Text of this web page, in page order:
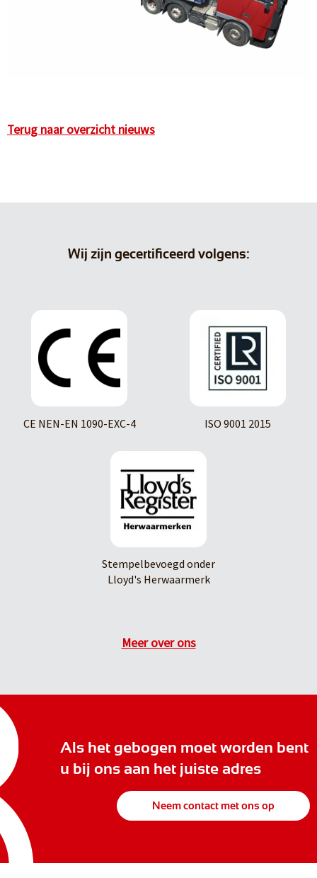
Terug naar overzicht nieuws
Wij zijn gecertificeerd volgens:
CE NEN-EN 1090-EXC-4 ISO 9001 2015
Stempelbevoegd onder
Lloyd's Herwaarmerk
Meer over ons
Als het gebogen moet worden bent
u bij ons aan het juiste adres
Neem contact met ons op